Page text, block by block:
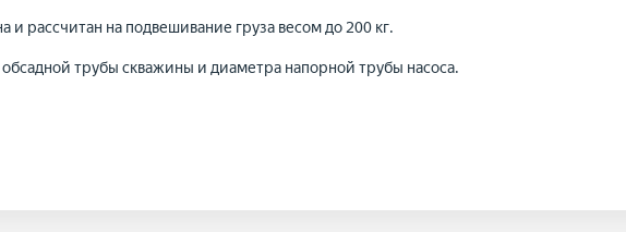
и рассчитан на подвешивание груза весом до 200 кг.
трубы скважины и диаметра напорной трубы насоса.